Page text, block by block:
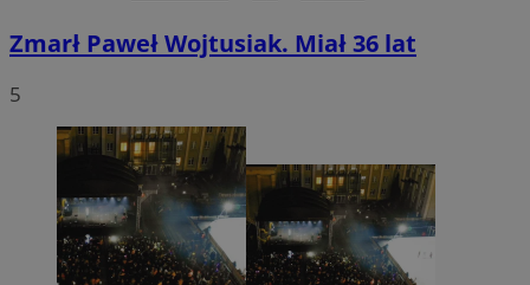
Zmarł Paweł Wojtusiak. Miał 36 lat
5